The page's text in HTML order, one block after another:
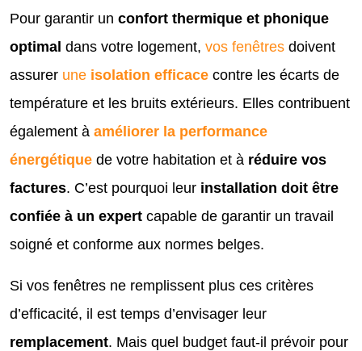
Pour garantir un confort thermique et phonique
optimal dans votre logement, vos fenêtres doivent
assurer une isolation efficace contre les écarts de
température et les bruits extérieurs. Elles contribuent
également à améliorer la performance
énergétique de votre habitation et à réduire vos
factures. C’est pourquoi leur installation doit être
confiée à un expert capable de garantir un travail
soigné et conforme aux normes belges.
Si vos fenêtres ne remplissent plus ces critères
d’efficacité, il est temps d’envisager leur
remplacement. Mais quel budget faut-il prévoir pour